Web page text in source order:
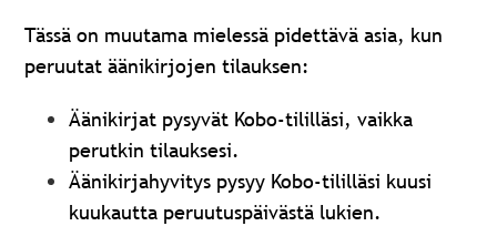
Tässä on muutama mielessä pidettävä asia, kun
peruutat äänikirjojen tilauksen:
Äänikirjat pysyvät Kobo-tililläsi, vaikka
perutkin tilauksesi.
Äänikirjahyvitys pysyy Kobo-tililläsi kuusi
kuukautta peruutuspäivästä lukien.